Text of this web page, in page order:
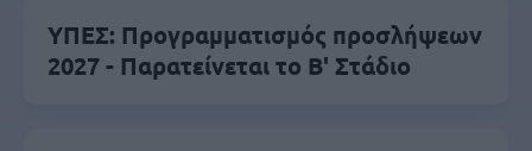
ΥΠΕΣ: Προγραμματισμός προσλήψεων
2027 - Παρατείνεται το Β' Στάδιο